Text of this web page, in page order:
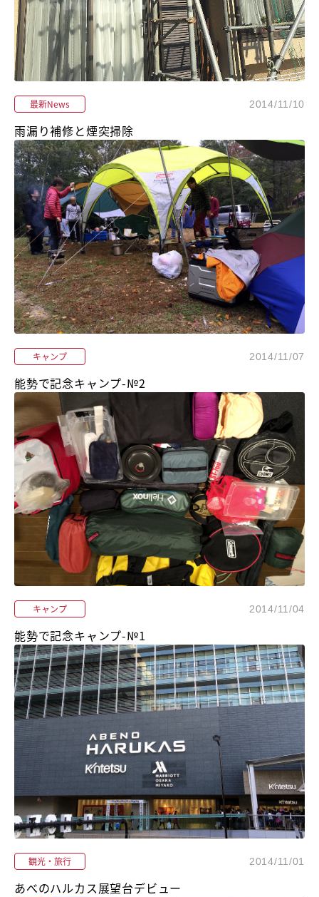
最新News 2014/11/10
雨漏り補修と煙突掃除
キャンプ 2014/11/07
能勢で記念キャンプ-№2
キャンプ 2014/11/04
能勢で記念キャンプ-№1
観光・旅行 2014/11/01
あべのハルカス展望台デビュー